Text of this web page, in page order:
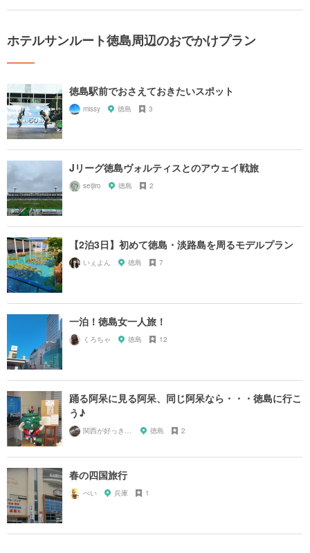
ホテルサンルート徳島周辺のおでかけプラン
徳島駅前でおさえておきたいスポット
missy 徳島 3
Jリーグ徳島ヴォルティスとのアウェイ戦旅
seijiro 徳島 2
【2泊3日】初めて徳島・淡路島を周るモデルプラン
いぇよん 徳島 7
一泊！徳島女一人旅！
くろちゃ 徳島 12
踊る阿呆に見る阿呆、同じ阿呆なら・・・徳島に行こ
う♪
徳島 2
春の四国旅行
ぺい 兵庫 1